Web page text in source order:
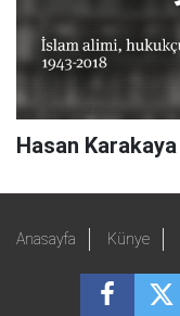
Hasan
Anasayfa Künye